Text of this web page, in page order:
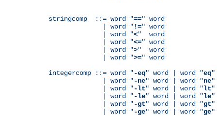
stringcomp  ::= word "==" word
              | word "
!=" word
              | word "
<"  word
              | word "
<=" word
              | word "
>"  word
              | word "
>=" word
integercomp ::= word "-eq" word | word "eq"
              | word "
-ne" word | word "ne"
              | word "
-lt" word | word "lt"
              | word "
-le" word | word "le"
              | word "
-gt" word | word "gt"
              | word "
-ge" word | word "ge"